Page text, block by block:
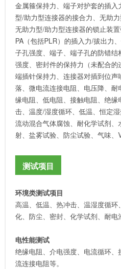
金属箍保持力、端子对护套的插
型/助力型连接器的接合力、无助力
无助力型/助力型连接器的锁止装置
PA（包括PLR）的插入力/拔出力
子孔强度、端子、端子孔的防错
强度、密封件的保持力（未配合
端插针保持力、连接器对插到位
落、微电流连接电阻、电压降、
缘电阻、低电阻、接触电阻、绝
击、温度/湿度循环、低温、恒定湿
流动混合气体腐蚀、耐化学试剂、
射、盐雾试验、防尘试验、气味、
测试项目
环境类测试项目
高温、低温、热冲击、温湿度循
化、防尘、密封、化学试剂、耐电
电性能测试
绝缘电阻、介电强度、电流循环
流连接电阻等。